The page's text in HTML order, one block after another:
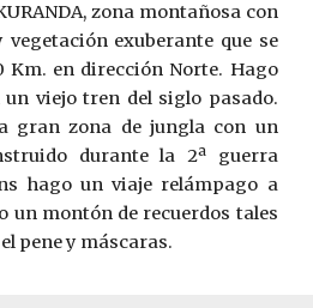
zona montañosa con
vegetación exuberante que se
Km. en dirección Norte. Hago
viejo tren del siglo pasado.
gran zona de jungla con un
durante la 2ª guerra
hago un viaje relámpago a
un montón de recuerdos tales
pene y máscaras.